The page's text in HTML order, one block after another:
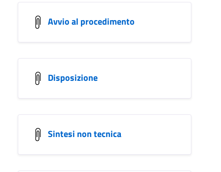
Avvio al procedimento
Disposizione
Sintesi non tecnica